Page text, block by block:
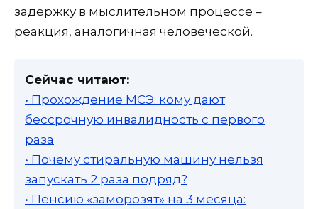
задержку в мыслительном процессе –
реакция, аналогичная человеческой.
Сейчас читают:
• Прохождение МСЭ: кому дают
бессрочную инвалидность с первого
раза
• Почему стиральную машину нельзя
запускать 2 раза подряд?
• Пенсию «заморозят» на 3 месяца: